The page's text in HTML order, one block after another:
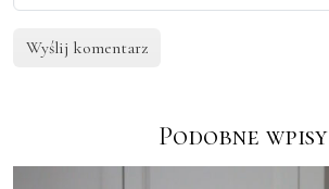
Podobne wpisy